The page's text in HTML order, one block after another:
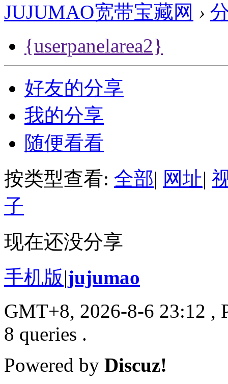
JUJUMAO宽带宝藏网 ›
{userpanelarea2}
好友的分享
我的分享
随便看看
按类型查看: 全部| 网址|
子
现在还没分享
手机版|jujumao
GMT+8, 2026-8-6 23:12 ,
8 queries .
Powered by Discuz!